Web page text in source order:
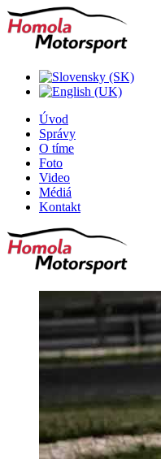
Úvod
Správy
O tíme
Foto
Video
Médiá
Kontakt